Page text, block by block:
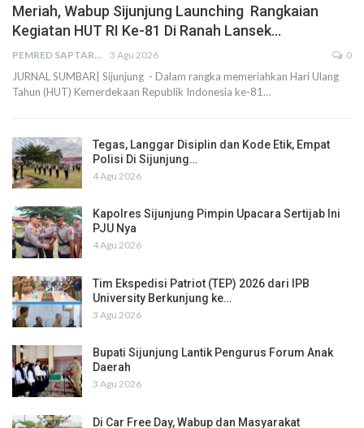
Meriah, Wabup Sijunjung Launching Rangkaian
Kegiatan HUT RI Ke-81 Di Ranah Lansek…
PEMRED SAPTARIUS 3 Agu 2026 0
JURNAL SUMBAR| Sijunjung - Dalam rangka memeriahkan Hari Ulang
Tahun (HUT) Kemerdekaan Republik Indonesia ke-81…
Tegas, Langgar Disiplin dan Kode Etik, Empat
Polisi Di Sijunjung…
4 Agu 2026
Kapolres Sijunjung Pimpin Upacara Sertijab Ini
PJU Nya
4 Agu 2026
Tim Ekspedisi Patriot (TEP) 2026 dari IPB
University Berkunjung ke…
3 Agu 2026
Bupati Sijunjung Lantik Pengurus Forum Anak
Daerah
3 Agu 2026
Di Car Free Day, Wabup dan Masyarakat